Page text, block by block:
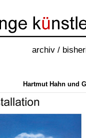
archiv /
Hartmut Hahn und